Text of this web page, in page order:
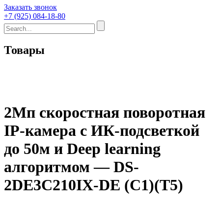
Заказать звонок
+7 (925) 084-18-80
Товары
2Мп скоростная поворотная
IP-камера c ИК-подсветкой
до 50м и Deep learning
алгоритмом — DS-
2DE3C210IX-DE (C1)(T5)